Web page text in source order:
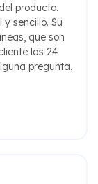
producto.
sencillo. Su
que son
las 24
pregunta.